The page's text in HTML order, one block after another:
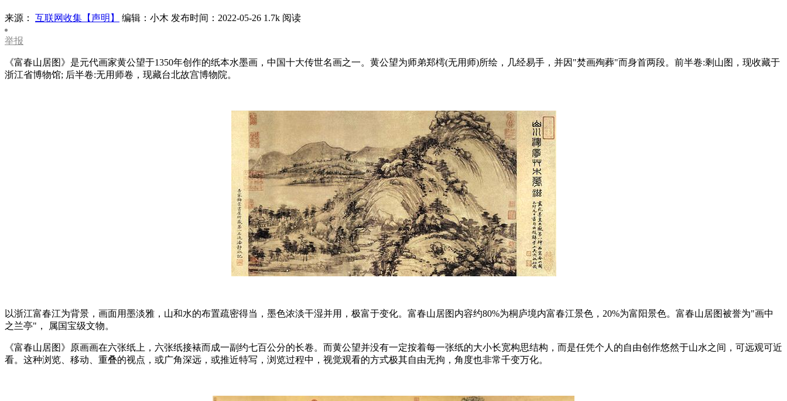
来源： 互联网收集【声明】 编辑：小木 发布时间：2022-05-26 1.7k 阅读
举报
《富春山居图》是元代画家黄公望于1350年创作的纸本水墨画，中国十大传世名画之一。黄公望为师弟郑樗(无用师)所绘，几经易手，并因"焚画殉葬"而身首两段。前半卷:剩山图，现收藏于
浙江省博物馆; 后半卷:无用师卷，现藏台北故宫博物院。
以浙江富春江为背景，画面用墨淡雅，山和水的布置疏密得当，墨色浓淡干湿并用，极富于变化。富春山居图内容约80%为桐庐境内富春江景色，20%为富阳景色。富春山居图被誉为"画中
之兰亭"， 属国宝级文物。
《富春山居图》原画画在六张纸上，六张纸接裱而成一副约七百公分的长卷。而黄公望并没有一定按着每一张纸的大小长宽构思结构，而是任凭个人的自由创作悠然于山水之间，可远观可近
看。这种浏览、移动、重叠的视点，或广角深远，或推近特写，浏览过程中，视觉观看的方式极其自由无拘，角度也非常千变万化。